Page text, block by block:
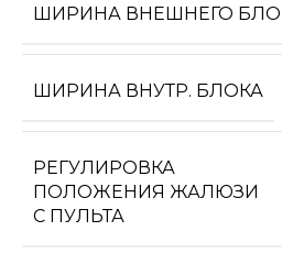
ШИРИНА ВНЕШНЕГО
ШИРИНА ВНУТР. БЛОКА
РЕГУЛИРОВКА
ПОЛОЖЕНИЯ ЖАЛЮЗИ
С ПУЛЬТА